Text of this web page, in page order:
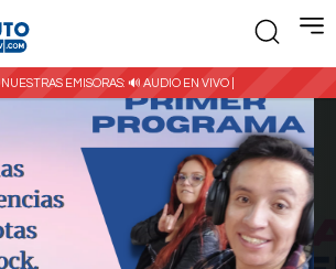
EMISORAS: 🔊 AUDIO EN VIVO |